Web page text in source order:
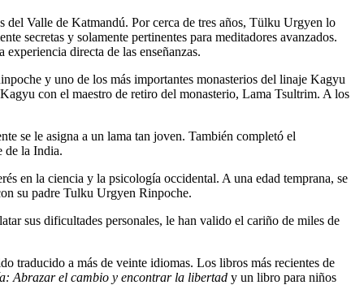
del Valle de Katmandú. Por cerca de tres años, Tülku Urgyen lo
secretas y solamente pertinentes para meditadores avanzados.
directa de las enseñanzas.
y uno de los más importantes monasterios del linaje Kagyu
con el maestro de retiro del monasterio, Lama Tsultrim. A los
se le asigna a un lama tan joven. También completó el
de la India.
en la ciencia y la psicología occidental. A una edad temprana, se
su padre Tulku Urgyen Rinpoche.
sus dificultades personales, le han valido el cariño de miles de
traducido a más de veinte idiomas. Los libros más recientes de
Abrazar el cambio y encontrar la libertad y un libro para niños